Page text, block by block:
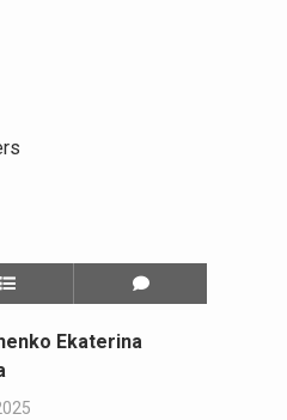
Ekaterina